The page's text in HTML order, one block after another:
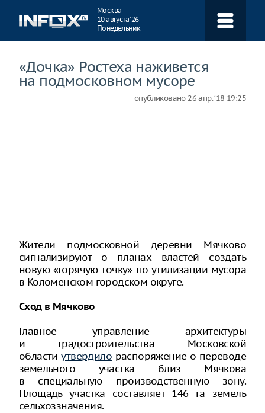
Москва
10 августа ‘26
Понедельник
«Дочка» Ростеха наживется
на подмосковном мусоре
опубликовано 26 апр. ‘18 19:25
Жители подмосковной деревни Мячково
сигнализируют о планах властей создать
новую «горячую точку» по утилизации мусора
в Коломенском городском округе.
Сход в Мячково
Главное управление архитектуры
и градостроительства Московской
областиутвердилораспоряжение о переводе
земельного участка близ Мячкова
в специальную производственную зону.
Площадь участка составляет 146 га земель
сельхоззначения.